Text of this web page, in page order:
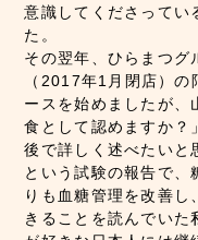
意識してくださってい
た。
その翌年、ひらまつグ
（2017年1月閉店）
ースを始めましたが、
食として認めますか？
後で詳しく述べたいと
という試験の報告で、
りも血糖管理を改善
きることを読んでいた